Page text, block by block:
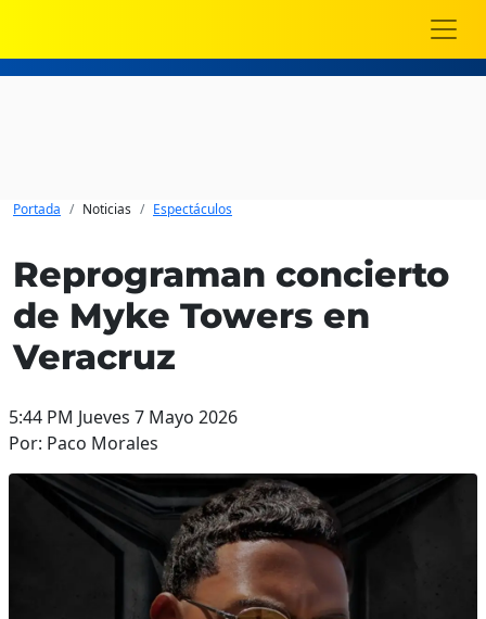
Portada Noticias Espectáculos
Reprograman concierto
de Myke Towers en
Veracruz
5:44 PM Jueves 7 Mayo 2026
Por: Paco Morales